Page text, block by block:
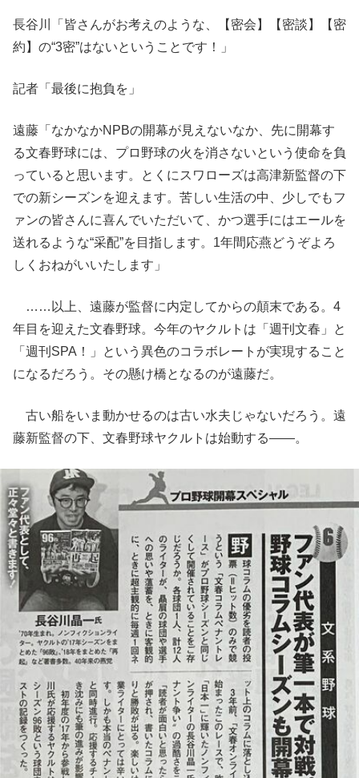
長谷川「皆さんがお考えのような、【密会】【密談】【密
約】の“3密”はないということです！」
記者「最後に抱負を」
遠藤「なかなかNPBの開幕が見えないなか、先に開幕す
る文春野球には、プロ野球の火を消さないという使命を負
っていると思います。とくにスワローズは高津新監督の下
での新シーズンを迎えます。苦しい生活の中、少しでもフ
ァンの皆さんに喜んでいただいて、かつ選手にはエールを
送れるような“采配”を目指します。1年間応燕どうぞよろ
しくおねがいいたします」
……以上、遠藤が監督に内定してからの顛末である。4
年目を迎えた文春野球。今年のヤクルトは「週刊文春」と
「週刊SPA！」という異色のコラボレートが実現すること
になるだろう。その懸け橋となるのが遠藤だ。
古い船をいま動かせるのは古い水夫じゃないだろう。遠
藤新監督の下、文春野球ヤクルトは始動する――。